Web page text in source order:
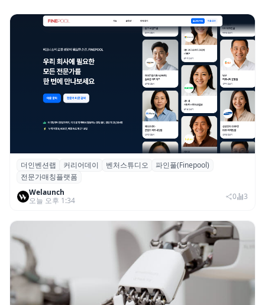
더인벤션랩·커리어데이, 스타트업 전문가 매
칭 플랫폼 ‘파인풀’ 출시
더인벤션랩 커리어데이 벤처스튜디오
파인풀(Finepool)
전문가매칭플랫폼
Welaunch
오늘 오후 1:34
0 3